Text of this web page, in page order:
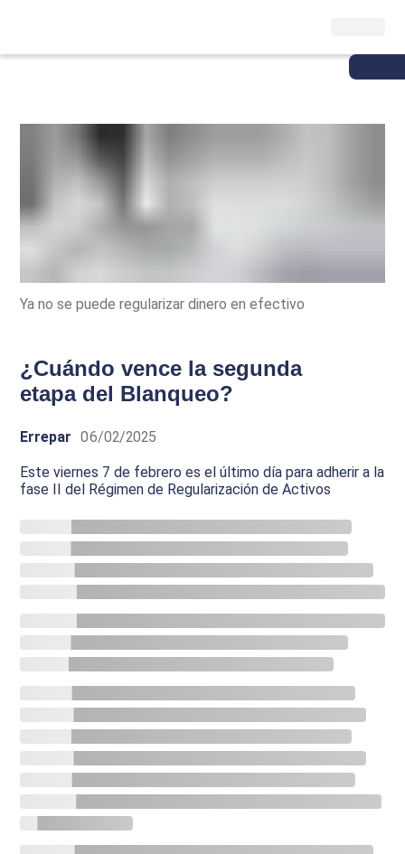
Ya no se puede regularizar dinero en efectivo
¿Cuándo vence la segunda
etapa del Blanqueo?
Errepar 06/02/2025
Este viernes 7 de febrero es el último día para adherir a la
fase II del Régimen de Regularización de Activos